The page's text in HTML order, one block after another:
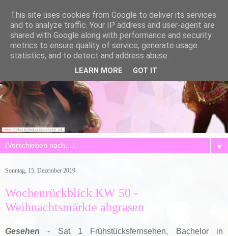
▼
Sonntag, 15. Dezember 2019
Wochenrückblick KW 50 -
Weihnachtsmärkte abgrasen
Gesehen - Sat 1 Frühstücksfernsehen, Bachelor in
This site uses cookies from Google to deliver its services
and to analyze traffic. Your IP address and user-agent are
shared with Google along with performance and security
metrics to ensure quality of service, generate usage
statistics, and to detect and address abuse.
LEARN MORE GOT IT